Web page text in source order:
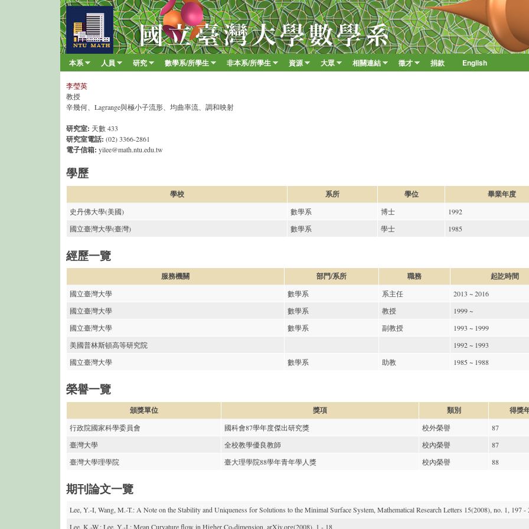
移至主內容
臺
大
數
學
系
Main menu
本系 人員 研究 數學系/所學生 非本系/所學生 資源 大眾 相關連結 徵才 捐款 English
李瑩英
教授
辛幾何、Lagrange與極小子流形、均曲率流、調和映射
研究室: 天數 433
研究室電話: (02) 3366-2861
電子信箱: yilee@math.ntu.edu.tw
學歷
學校 系所 學位 畢業年度
史丹佛大學(美國) 數學系 博士
1992
國立臺灣大學(臺灣)
數學系 學士 1985
經歷一覽
服務機關 部門/系所 職務 起訖時間
國立臺灣大學 數學系 系主任 2013 ~2016
國立臺灣大學
數學系 教授 1999~
國立臺灣大學
數學系 副教授 1993 ~ 1999
美國普林斯頓高等研究院
1992~ 1993
國立臺灣大學
數學系 助教 1985 ~ 1988
榮譽一覽
頒獎單位 獎項 類別 得獎
行政院國家科學委員會 國科會87學年度傑出研究獎 校外榮譽
87
臺灣大學
全校教學優良教師 校內榮譽
87
臺灣大學理學院
臺大理學院88學年青年學人獎 校內榮譽 88
期刊論文一覽
Lee, Y.-I, Wang, M.-T.: A Note on the Stability and Uniqueness for Solutions to the Minimal Surface System, Mathematical Research Letters 15(2008), no. 1, 197 -
Lee, K.-W.; Lee, Y.-I.: Mean Curvature flow in Higher Co-dimension, arXiv.org(2008), 1 - 18